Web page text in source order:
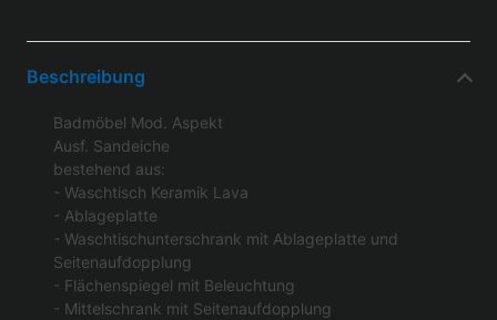
Beschreibung
Badmöbel Mod. Aspekt
Ausf. Sandeiche
bestehend aus:
- Waschtisch Keramik Lava
- Ablageplatte
- Waschtischunterschrank mit Ablageplatte und
Seitenaufdopplung
- Flächenspiegel mit Beleuchtung
- Mittelschrank mit Seitenaufdopplung